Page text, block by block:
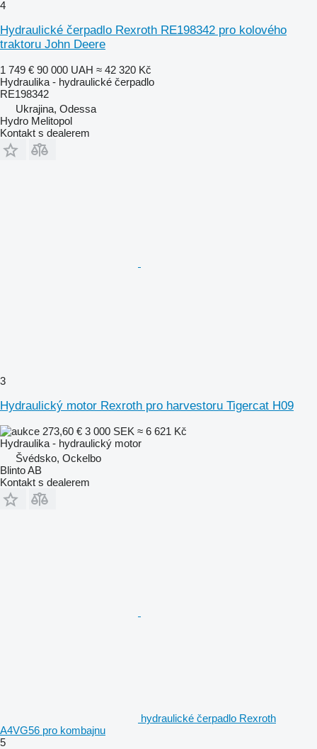
4
Hydraulické čerpadlo Rexroth RE198342 pro kolového
traktoru John Deere
1 749 € 90 000 UAH ≈ 42 320 Kč
Hydraulika - hydraulické čerpadlo
RE198342
Ukrajina, Odessa
Hydro Melitopol
Kontakt s dealerem
3
Hydraulický motor Rexroth pro harvestoru Tigercat H09
273,60 € 3 000 SEK ≈ 6 621 Kč
Hydraulika - hydraulický motor
Švédsko, Ockelbo
Blinto AB
Kontakt s dealerem
hydraulické čerpadlo Rexroth
A4VG56 pro kombajnu
5